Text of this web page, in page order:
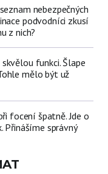
nebezpečných
podvodníci zkusí
z nich?
funkci. Šlape
mělo být už
focení špatně. Jde o
Přinášíme správný